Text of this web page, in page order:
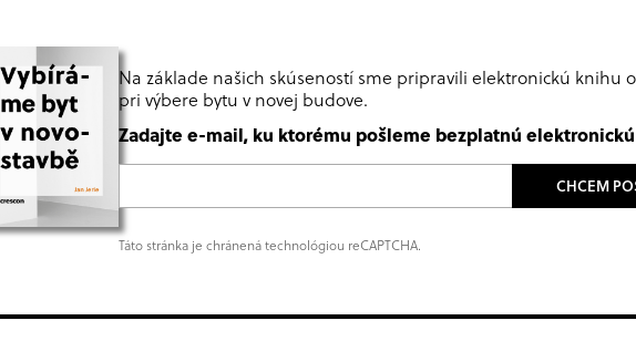
Na základe našich skúseností sme pripravili elektronickú knihu
pri výbere bytu v novej budove.
Zadajte e-mail, ku ktorému pošleme bezplatnú
CHCEM
Táto stránka je chránená technológiou reCAPTCHA.